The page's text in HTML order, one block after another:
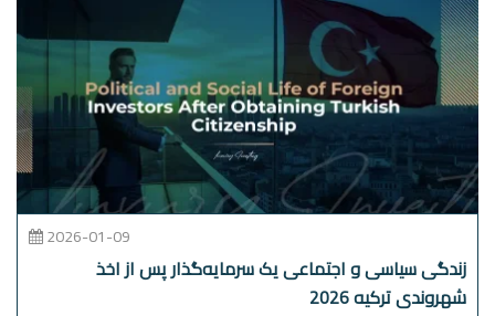
2026-01-09
زندگی سیاسی و اجتماعی یک سرمایه‌گذار پس از اخذ
شهروندی ترکیه 2026